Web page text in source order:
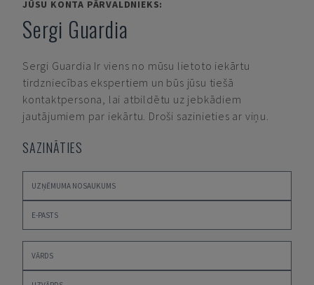
JŪSU KONTA PĀRVALDNIEKS:
Sergi Guardia
Sergi Guardia Ir viens no mūsu lietoto iekārtu
tirdzniecības ekspertiem un būs jūsu tiešā
kontaktpersona, lai atbildētu uz jebkādiem
jautājumiem par iekārtu. Droši sazinieties ar viņu.
SAZINĀTIES